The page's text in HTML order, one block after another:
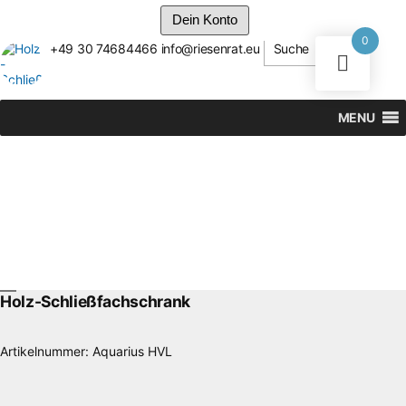
Dein Konto
Zum
Inhalt
springen
+49 30 74684466 info@riesenrat.eu Suche
MENU
Holz-Schließfachschrank
Artikelnummer: Aquarius HVL
0